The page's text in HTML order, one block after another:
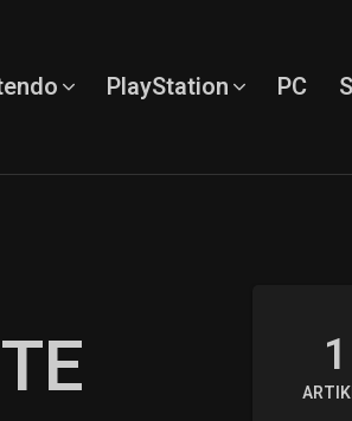
PlayStation PC
1